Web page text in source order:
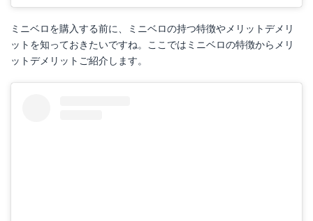
ミニベロを購入する前に、ミニベロの持つ特徴やメリットデメリ
ットを知っておきたいですね。ここではミニベロの特徴からメリ
ットデメリットご紹介します。